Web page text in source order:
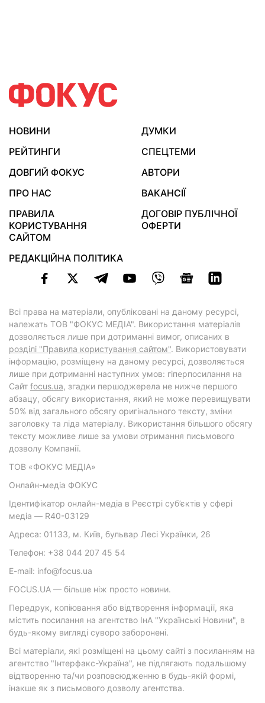
НОВИНИ
ДУМКИ
РЕЙТИНГИ
СПЕЦТЕМИ
ДОВГИЙ ФОКУС
АВТОРИ
ПРО НАС
ВАКАНСІЇ
ПРАВИЛА
КОРИСТУВАННЯ
САЙТОМ
ДОГОВІР ПУБЛІЧНОЇ
ОФЕРТИ
РЕДАКЦІЙНА ПОЛІТИКА
Всі права на матеріали, опубліковані на даному ресурсі,
належать ТОВ "ФОКУС МЕДІА". Використання матеріалів
дозволяється лише при дотриманні вимог, описаних в
розділі "Правила користування сайтом". Використовувати
інформацію, розміщену на даному ресурсі, дозволяється
лише при дотриманні наступних умов: гіперпосилання на
Cайт focus.ua, згадки першоджерела не нижче першого
абзацу, обсягу використання, який не може перевищувати
50% від загального обсягу оригінального тексту, зміни
заголовку та ліда матеріалу. Використання більшого обсягу
тексту можливе лише за умови отримання письмового
дозволу Компанії.
ТОВ «ФОКУС МЕДІА»
Онлайн-медіа ФОКУС
Ідентифікатор онлайн-медіа в Реєстрі суб’єктів у сфері
медіа — R40-03129
Адреса: 01133, м. Київ, бульвар Лесі Українки, 26
Телефон: +38 044 207 45 54
E-mail: info@focus.ua
FOCUS.UA — більше ніж просто новини.
Передрук, копіювання або відтворення інформації, яка
містить посилання на агентство ІнА "Українські Новини", в
будь-якому вигляді суворо заборонені.
Всі матеріали, які розміщені на цьому сайті з посиланням на
агентство "Інтерфакс-Україна", не підлягають подальшому
відтворенню та/чи розповсюдженню в будь-якій формі,
інакше як з письмового дозволу агентства.